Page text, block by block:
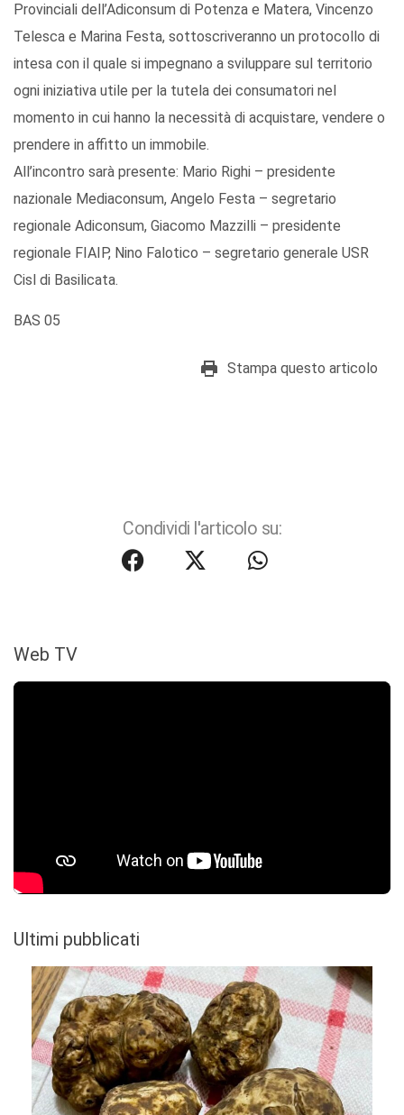
Provinciali dell’Adiconsum di Potenza e Matera, Vincenzo
Telesca e Marina Festa, sottoscriveranno un protocollo di
intesa con il quale si impegnano a sviluppare sul territorio
ogni iniziativa utile per la tutela dei consumatori nel
momento in cui hanno la necessità di acquistare, vendere o
prendere in affitto un immobile.
All’incontro sarà presente: Mario Righi – presidente
nazionale Mediaconsum, Angelo Festa – segretario
regionale Adiconsum, Giacomo Mazzilli – presidente
regionale FIAIP, Nino Falotico – segretario generale USR
Cisl di Basilicata.
BAS 05
Stampa questo articolo
Condividi l'articolo su:
Web TV
Ultimi pubblicati